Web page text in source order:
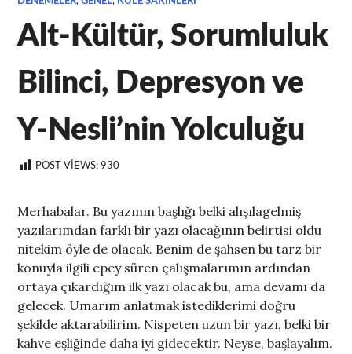
Alt-Kültür, Sorumluluk
Bilinci, Depresyon ve
Y-Nesli’nin Yolculuğu
POST VIEWS: 930
Merhabalar. Bu yazının başlığı belki alışılagelmiş
yazılarımdan farklı bir yazı olacağının belirtisi oldu
nitekim öyle de olacak. Benim de şahsen bu tarz bir
konuyla ilgili epey süren çalışmalarımın ardından
ortaya çıkardığım ilk yazı olacak bu, ama devamı da
gelecek. Umarım anlatmak istediklerimi doğru
şekilde aktarabilirim. Nispeten uzun bir yazı, belki bir
kahve eşliğinde daha iyi gidecektir. Neyse, başlayalım.